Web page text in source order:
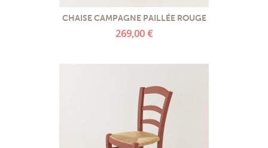
CHAISE CAMPAGNE PAILLÉE ROUGE
269,00 €